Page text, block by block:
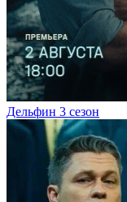
Дельфин 3 сезон